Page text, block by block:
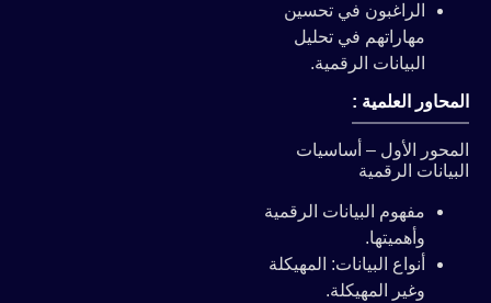
الراغبون في تحسين
مهاراتهم في تحليل
البيانات الرقمية.
المحاور العلمية :
المحور الأول – أساسيات
البيانات الرقمية
مفهوم البيانات الرقمية
وأهميتها.
أنواع البيانات: المهيكلة
وغير المهيكلة.